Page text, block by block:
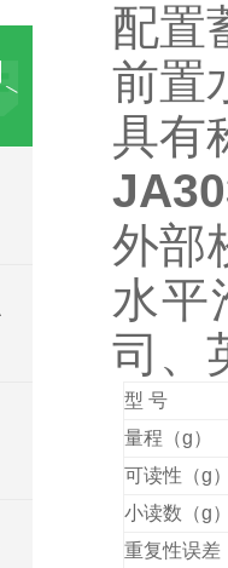
配置
前置
具有
外部
水
司 、
型 号
量程（g）
可读性（g
小读数 （g
重复性误差